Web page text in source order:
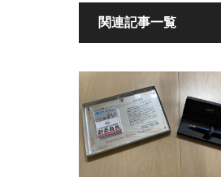
関連記事一覧